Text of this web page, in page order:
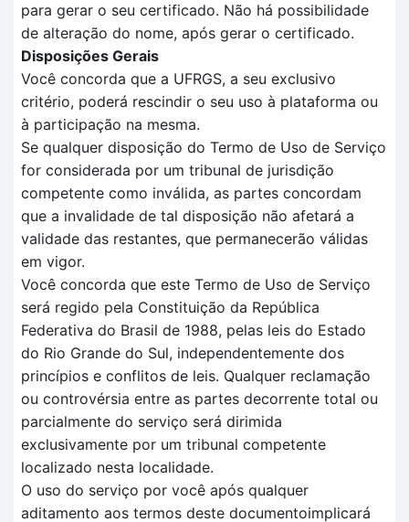
para gerar o seu certificado. Não há possibilidade
de alteração do nome, após gerar o certificado.
Disposições Gerais
Você concorda que a UFRGS, a seu exclusivo
critério, poderá rescindir o seu uso à plataforma ou
à participação na mesma.
Se qualquer disposição do Termo de Uso de Serviço
for considerada por um tribunal de jurisdição
competente como inválida, as partes concordam
que a invalidade de tal disposição não afetará a
validade das restantes, que permanecerão válidas
em vigor.
Você concorda que este Termo de Uso de Serviço
será regido pela Constituição da República
Federativa do Brasil de 1988, pelas leis do Estado
do Rio Grande do Sul, independentemente dos
princípios e conflitos de leis. Qualquer reclamação
ou controvérsia entre as partes decorrente total ou
parcialmente do serviço será dirimida
exclusivamente por um tribunal competente
localizado nesta localidade.
O uso do serviço por você após qualquer
aditamento aos termos deste documentoimplicará